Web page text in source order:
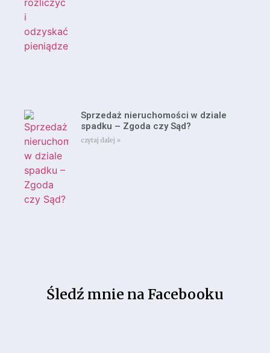
Sprzedaż nieruchomości w dziale
spadku – Zgoda czy Sąd?
czytaj dalej »
Śledź mnie na Facebooku